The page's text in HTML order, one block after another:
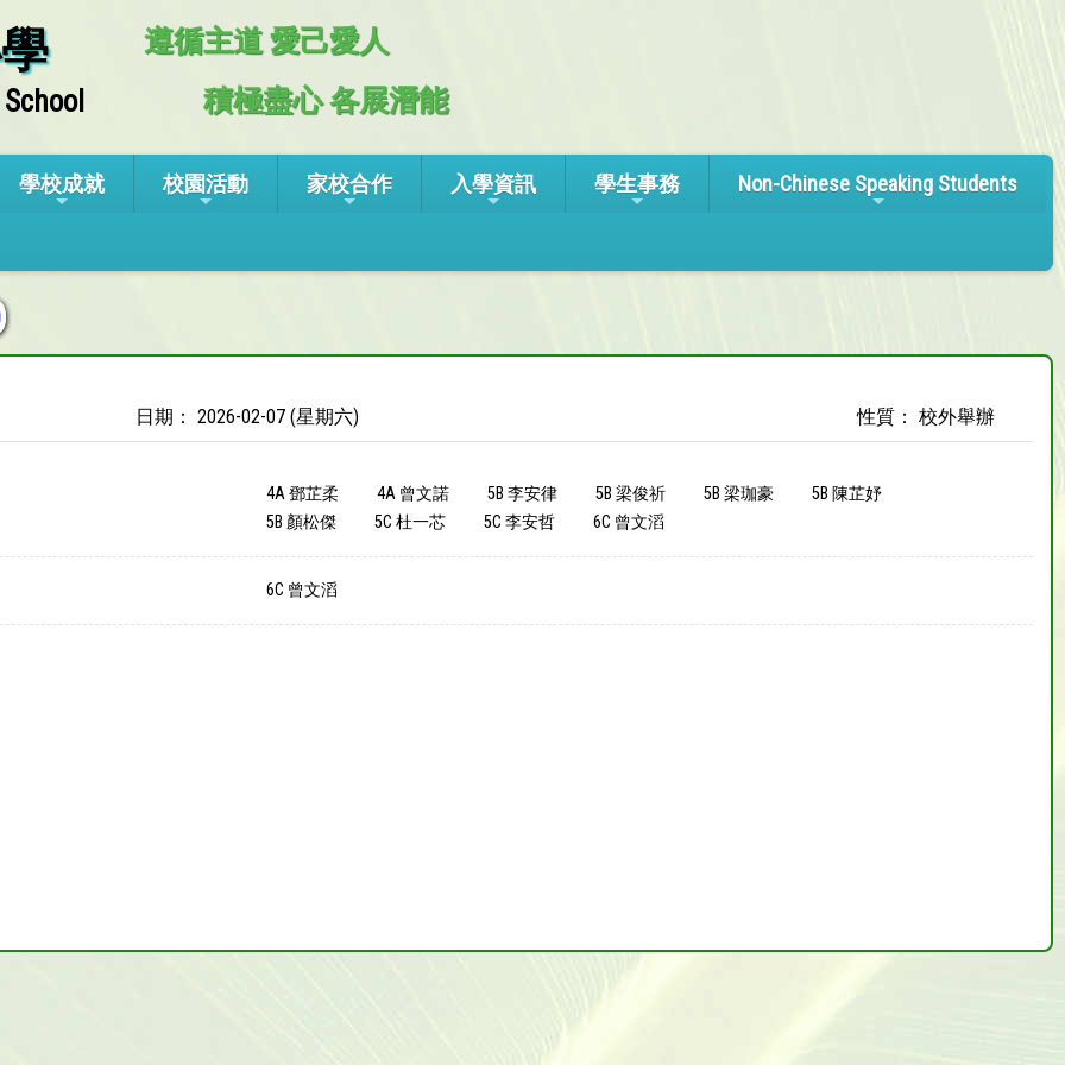
遵循主道 愛己愛人
積極盡心 各展潛能
學校成就 校園活動 家校合作 入學資訊 學生事務 Non-Chinese Speaking Students
日期： 2026-02-07 (星期六) 性質： 校外舉辦
4A 鄧芷柔 4A 曾文諾 5B 李安律 5B 梁俊祈 5B 梁珈豪
5B 陳芷妤
5B 顏松傑
5C 杜一芯 5C 李安哲 6C 曾文滔
6C 曾文滔